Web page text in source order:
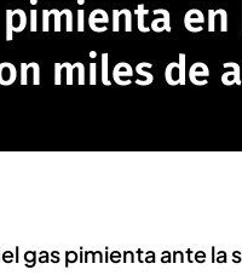
miles de
gas pimienta ante la